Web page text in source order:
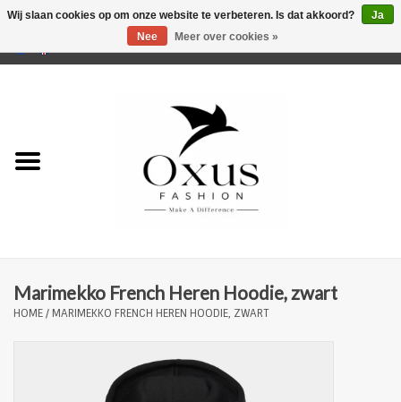
Merken
Marimekko French Heren Hoodie, zwart
HOME/ MARIMEKKO FRENCH HEREN HOODIE, ZWART
Wij slaan cookies op om onze website te verbeteren. Is dat akkoord?
Ja
Nee
Meer over cookies »